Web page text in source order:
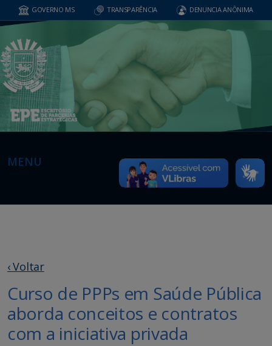
GOVERNO MS TRANSPARÊNCIA DENUNCIA ANÔNIMA
MENU
‹ Voltar
Curso de PPPs em Saúde Pública
aborda conceitos e contratos
com a iniciativa privada